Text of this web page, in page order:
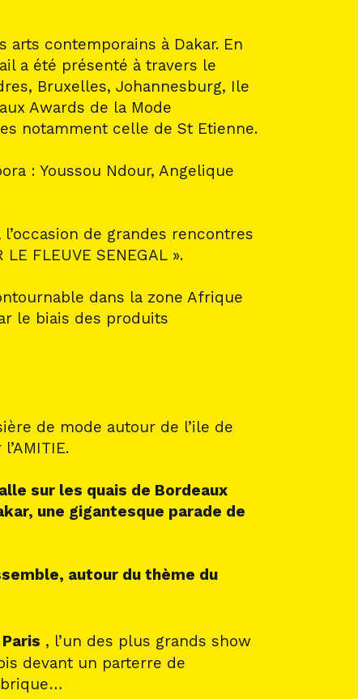
arts contemporains à Dakar. En
a été présenté à travers le
Bruxelles, Johannesburg, Ile
Awards de la Mode
notamment celle de St Etienne.
: Youssou Ndour, Angelique
de grandes rencontres
FLEUVE SENEGAL ».
dans la zone Afrique
le biais des produits
de mode autour de l’ile de
sur les quais de Bordeaux
une gigantesque parade de
autour du thème du
, l’un des plus grands show
devant un parterre de